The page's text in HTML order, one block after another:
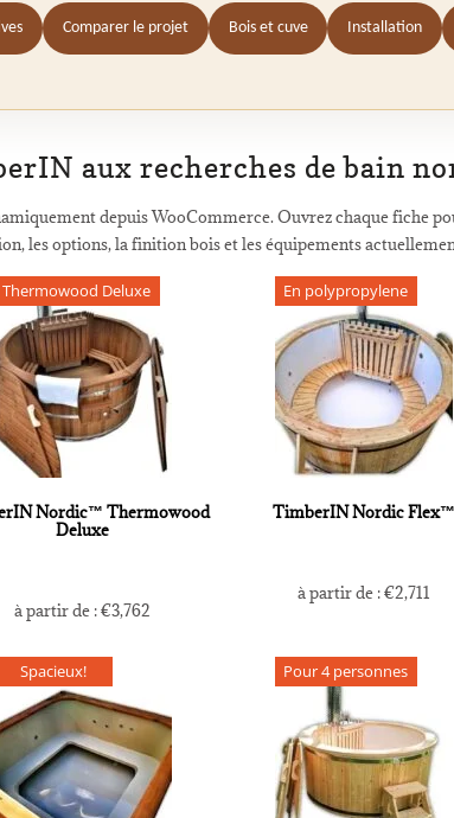
Comparer le projet Bois et cuve Installation
aux recherches de bain
depuis WooCommerce. Ouvrez chaque fiche
les options, la finition bois et les équipements
Thermowood Deluxe
Nordic™ Thermowood
Deluxe
à partir de :€3,762
En polypropylene
TimberIN Nordic Flex™
à partir de :€2,711
Spacieux! Pour 4 personnes